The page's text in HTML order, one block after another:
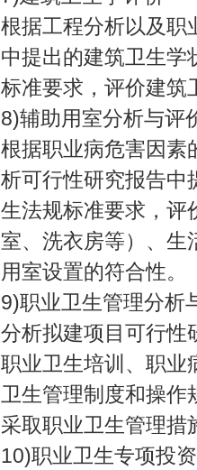
根据工程分析以及职
中提出的建筑卫生学
标准要求，评价建筑
8)辅助用室分析与评
根据职业病危害因素
析可行性研究报告中
生法规标准要求，评
室、洗衣房等）、生
用室设置的符合性。
9)职业卫生管理分析
分析拟建项目可行性
职业卫生培训、职业
卫生管理制度和操作
采取职业卫生管理措
10)职业卫生专项投